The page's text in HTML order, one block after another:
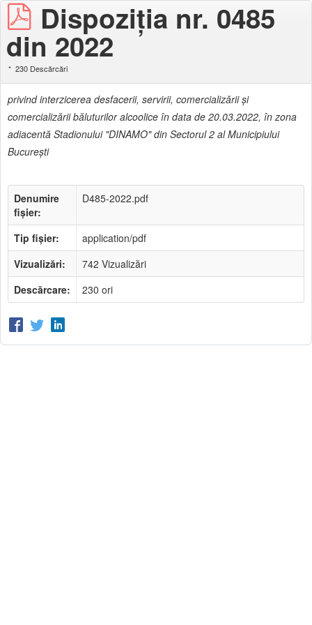
Dispoziţia nr. 0485
din 2022
230 Descărcări
privind interzicerea desfacerii, servirii, comercializării şi
comercializării băluturilor alcoolice în data de 20.03.2022, în zona
adiacentă Stadionului "DINAMO" din Sectorul 2 al Municipiului
Bucureşti
Denumire
fișier:
D485-2022.pdf
Tip fișier:
application/pdf
Vizualizări:
742 Vizualizări
Descărcare:
230 ori